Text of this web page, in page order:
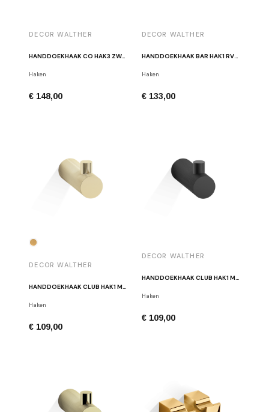
DECOR WALTHER
HANDDOEKHAAK CO HAK3 ZWART
Haken
€ 148,00
DECOR WALTHER
HANDDOEKHAAK BAR HAK1 RVS GEBORSTELD
Haken
€ 133,00
DECOR WALTHER
HANDDOEKHAAK CLUB HAK1 MAT GOUD
Haken
€ 109,00
DECOR WALTHER
HANDDOEKHAAK CLUB HAK1 MAT ZWART
Haken
€ 109,00